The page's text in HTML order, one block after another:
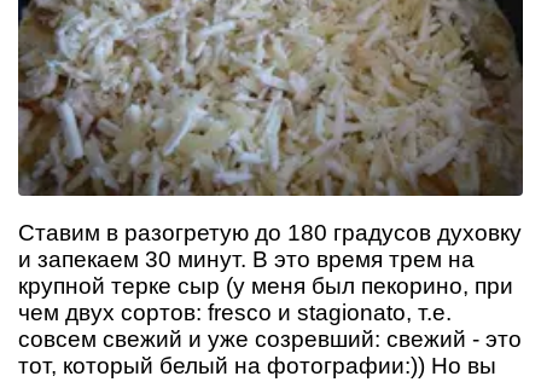
Ставим в разогретую до 180 градусов духовку
и запекаем 30 минут. В это время трем на
крупной терке сыр (у меня был пекорино, при
чем двух сортов: fresco и stagionato, т.е.
совсем свежий и уже созревший: свежий - это
тот, который белый на фотографии:)) Но вы